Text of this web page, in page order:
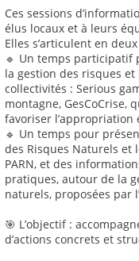
Ces sessions
élus locaux et à leurs
Elles s’articulent en
🔹 Un temps participatif
la gestion des risques et
collectivités : Serious
montagne, GesCoCrise,
favoriser l’appropriation
🔹 Un temps pour
des Risques Naturels et
PARN, et des
pratiques, autour de la
naturels, proposées par
🎯 L’objectif :
d’actions concrets et